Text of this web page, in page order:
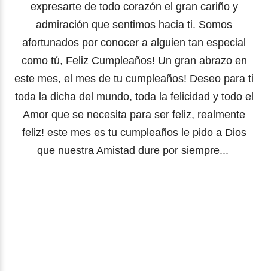
expresarte de todo corazón el gran cariño y
admiración que sentimos hacia ti. Somos
afortunados por conocer a alguien tan especial
como tú, Feliz Cumpleaños! Un gran abrazo en
este mes, el mes de tu cumpleaños! Deseo para ti
toda la dicha del mundo, toda la felicidad y todo el
Amor que se necesita para ser feliz, realmente
feliz! este mes es tu cumpleaños le pido a Dios
que nuestra Amistad dure por siempre...